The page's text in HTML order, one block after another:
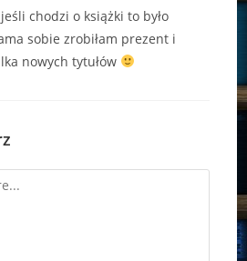
chodzi o książki to było
sobie zrobiłam prezent i
nowych tytułów